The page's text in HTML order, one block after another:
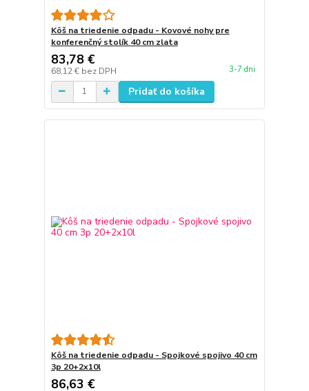
Kôš na triedenie odpadu - Kovové nohy pre
konferenčný stolík 40 cm zlata
83,78 €
68,12 € bez DPH 3-7 dni
Pridať do košíka
Kôš na triedenie odpadu - Spojkové spojivo 40 cm
3p 20+2x10l
86,63 €